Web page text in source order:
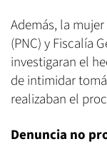
Además, la
(PNC) y Fiscalía
investigaran el
de intimidar
realizaban el
Denuncia no